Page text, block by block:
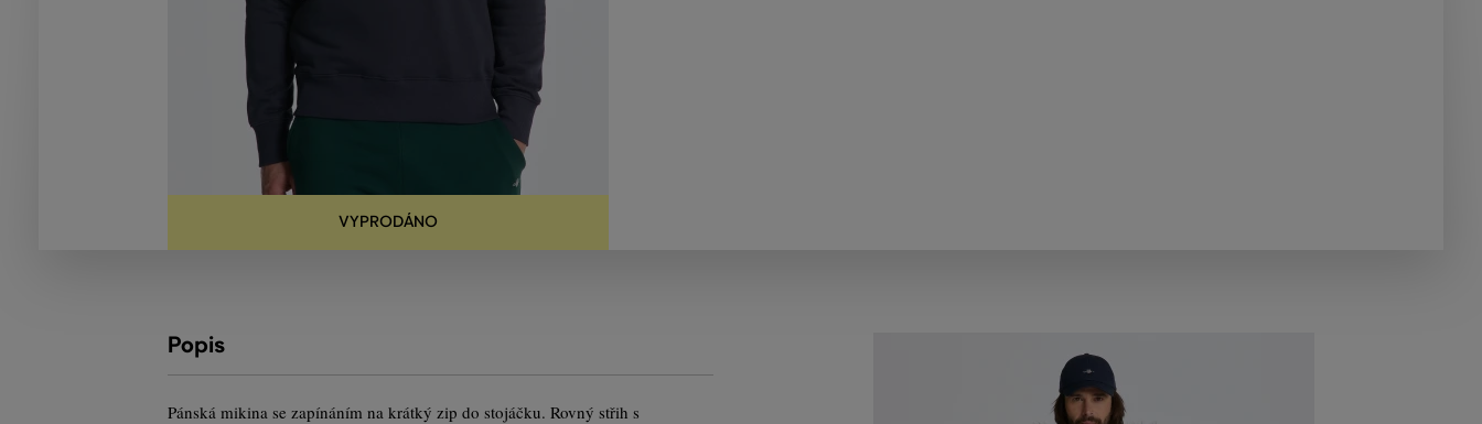
VYPRODÁNO
Popis
Pánská mikina se zapínáním na krátký zip do stojáčku. Rovný střih s